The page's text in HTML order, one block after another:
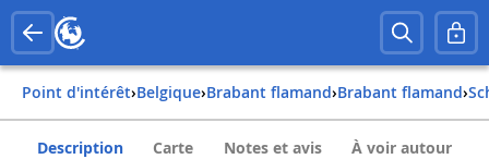
Point d'intérêt› belgique› brabant flamand› brabant flamand›
Description Carte Notes et avis À voir autour